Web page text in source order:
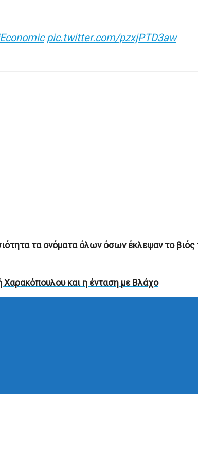
pic.twitter.com/pzxjPTD3aw
τα ονόματα όλων όσων έκλεψαν το
Χαρακόπουλου και η ένταση με Βλάχο